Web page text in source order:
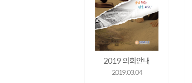
2019 의회안내
2019.03.04